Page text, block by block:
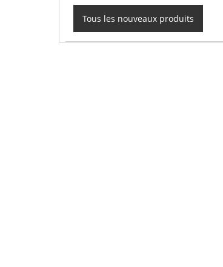
Tous les nouveaux produits